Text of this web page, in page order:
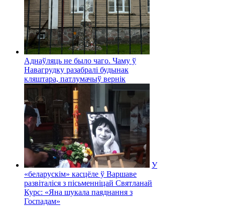
Аднаўляць не было чаго. Чаму ў
Навагрудку разабралі будынак
кляштара, патлумачыў вернік
У
«беларускім» касцёле ў Варшаве
развіталіся з пісьменніцай Святланай
Курс: «Яна шукала паяднання з
Госпадам»